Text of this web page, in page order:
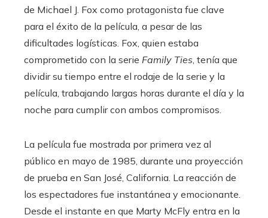
de Michael J. Fox como protagonista fue clave
para el éxito de la película, a pesar de las
dificultades logísticas. Fox, quien estaba
comprometido con la serie Family Ties, tenía que
dividir su tiempo entre el rodaje de la serie y la
película, trabajando largas horas durante el día y la
noche para cumplir con ambos compromisos.
La película fue mostrada por primera vez al
público en mayo de 1985, durante una proyección
de prueba en San José, California. La reacción de
los espectadores fue instantánea y emocionante.
Desde el instante en que Marty McFly entra en la